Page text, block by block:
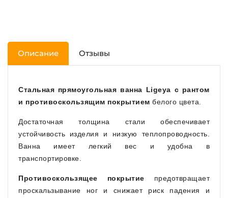
Описание Отзывы
Стальная прямоугольная ванна Ligeya с рантом
и противоскользящим покрытием белого цвета.
Достаточная толщина стали обеспечивает
устойчивость изделия и низкую теплопроводность.
Ванна имеет легкий вес и удобна в
транспортировке.
Противоскользящее покрытие предотвращает
проскальзывание ног и снижает риск падения и